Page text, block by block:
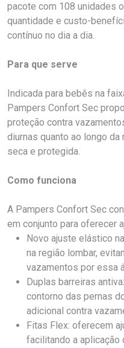
pacote com 108 unidades
quantidade e custo-
contínuo no dia a dia.
Para que serve
Indicada para bebês na
Pampers Confort Sec
proteção contra
diurnas quanto ao longo
seca e protegida.
Como funciona
A Pampers Confort Sec
em conjunto para oferecer
Novo ajuste elástico
na região lombar,
vazamentos por essa
Duplas barreiras
contorno das pernas
adicional contra
Fitas Flex: oferecem
facilitando a aplicação